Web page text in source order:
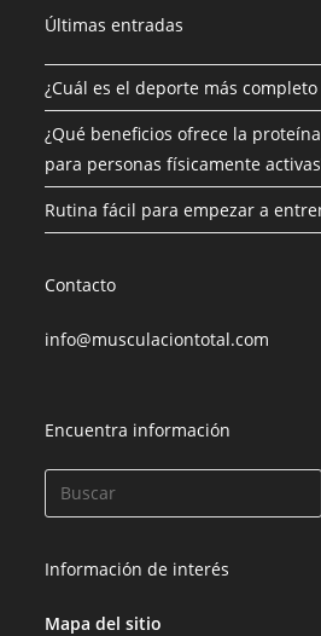
Últimas entradas
¿Cuál es el deporte más
¿Qué beneficios ofrece la
para personas físicamente
Rutina fácil para empezar a
Contacto
info@musculaciontotal.com
Encuentra información
Información de interés
Mapa del sitio